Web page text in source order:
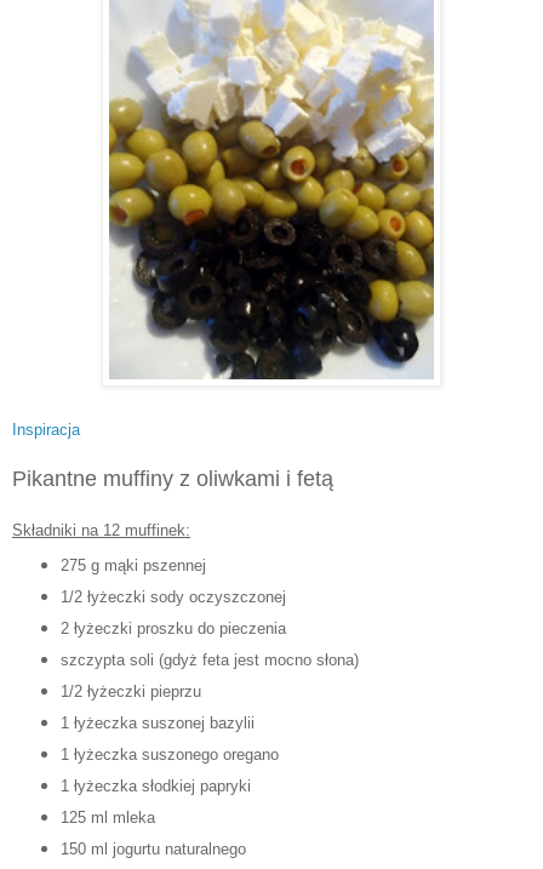
Inspiracja
Pikantne muffiny z oliwkami i fetą
Składniki na 12 muffinek:
275 g mąki pszennej
1/2 łyżeczki sody oczyszczonej
2 łyżeczki proszku do pieczenia
szczypta soli (gdyż feta jest mocno słona)
1/2 łyżeczki pieprzu
1 łyżeczka suszonej bazylii
1 łyżeczka suszonego oregano
1 łyżeczka słodkiej papryki
125 ml mleka
150 ml jogurtu naturalnego